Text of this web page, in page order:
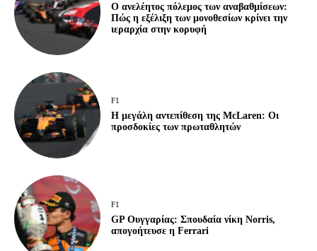
Ο ανελέητος πόλεμος των αναβαθμίσεων:
Πώς η εξέλιξη των μονοθεσίων κρίνει την
ιεραρχία στην κορυφή
F1
Η μεγάλη αντεπίθεση της McLaren: Οι
προσδοκίες των πρωταθλητών
F1
GP Ουγγαρίας: Σπουδαία νίκη Norris,
απογοήτευσε η Ferrari